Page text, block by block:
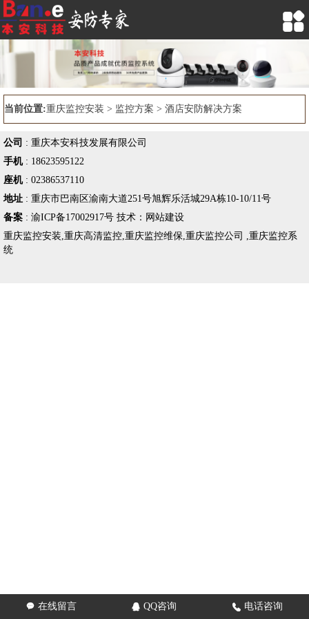

 在线留言  QQ咨询  电话咨询
当前位置:重庆监控安装 > 监控方案 > 酒店安防解决方案
公司 : 重庆本安科技发展有限公司
手机: 18623595122
座机: 02386537110
地址 : 重庆市巴南区渝南大道251号旭辉乐活城29A栋10-10/11号
备案 : 渝ICP备17002917号 技术： 网站建设
重庆监控安装,重庆高清监控,重庆监控维保,重庆监控公司 ,重庆监控系
统